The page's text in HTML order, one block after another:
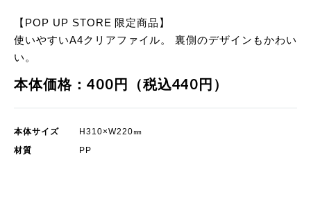
【POP UP STORE 限定商品】
使いやすいA4クリアファイル。 裏側のデザインもかわい
い。
本体価格：400円（税込440円）
本体サイズ
H310×W220㎜
材質
PP